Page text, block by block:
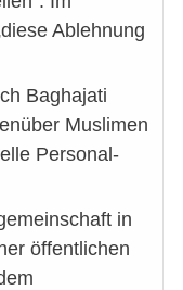
Ablehnung
Baghajati
Muslimen
Personal-
in
öffentlichen